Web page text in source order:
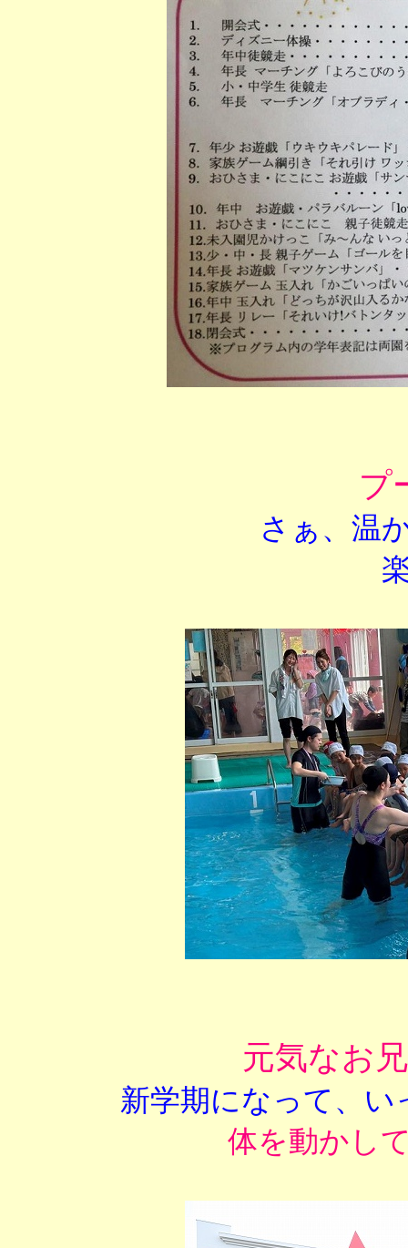
プ
さぁ、温
元気なお
新学期になって、
体を動かし